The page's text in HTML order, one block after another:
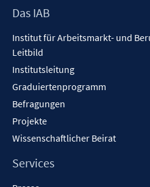
Footer
Das IAB
Institut für Arbeitsmarkt- und
Leitbild
Institutsleitung
Graduiertenprogramm
Befragungen
Projekte
Wissenschaftlicher Beirat
Services